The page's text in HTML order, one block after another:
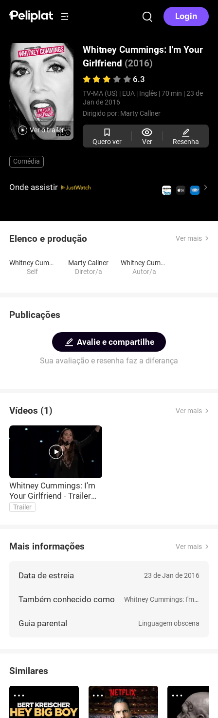
Login
Ver o trailer
Whitney Cummings: I'm Your
Girlfriend (2016)
6.3
TV-MA (US) | EUA | Inglês | 70 min | 23 de
Jan de 2016
Dirigido por: Marty Callner
Quero ver Ver Resenha
Comédia
Onde assistir
Elenco e produção Ver mais
Whitney Cummings
Self
Marty Callner
Diretor/a
Whitney Cummings
Autor/a
Publicações
Avalie e compartilhe
Sua avaliação e resenha faz a diferança
Vídeos (1) Ver mais
Whitney Cummings: I'm
Your Girlfriend - Trailer
(HBO)
Trailer
Mais informações Ver mais
Data de estreia 23 de Jan de 2016
Também conhecido como Whitney Cummings: I'm Your Girlfriend
Guia parental Linguagem obscena
Similares